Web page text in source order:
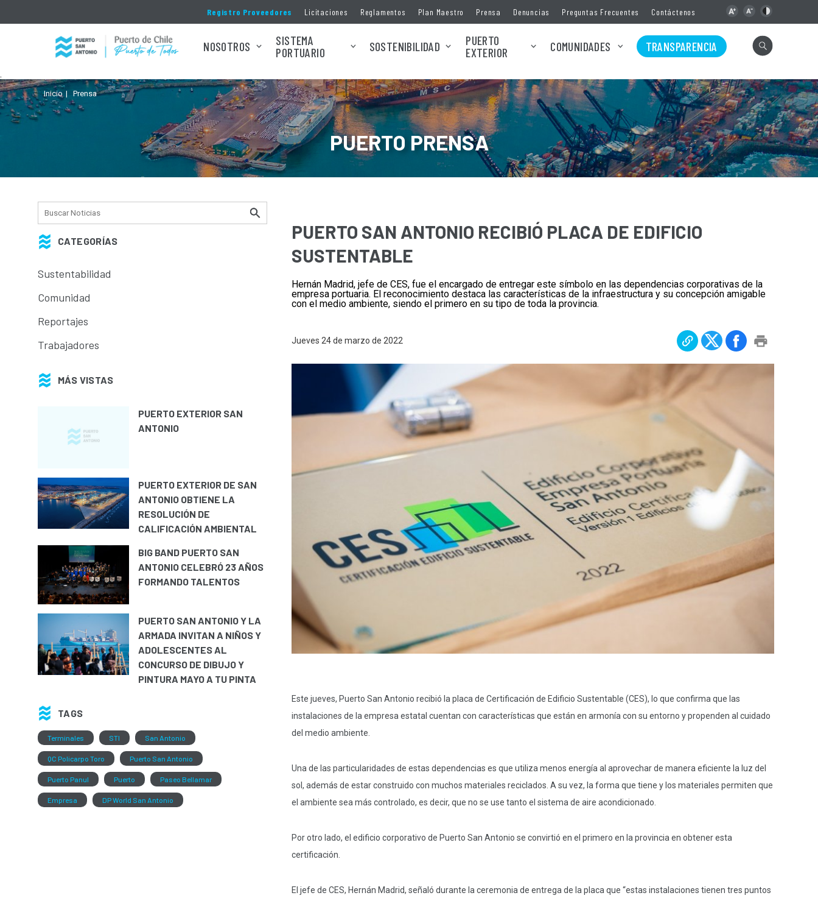
Registro Proveedores Licitaciones Reglamentos Plan Maestro Prensa Denuncias Preguntas Frecuentes Contáctenos
NOSOTROS
SISTEMA
PORTUARIO
SOSTENIBILIDAD
PUERTO
EXTERIOR
COMUNIDADES TRANSPARENCIA
.
Inicio Prensa
PUERTO PRENSA
CATEGORÍAS
Sustentabilidad
Comunidad
Reportajes
Trabajadores
MÁS VISTAS
PUERTO EXTERIOR SAN
ANTONIO
PUERTO EXTERIOR DE SAN
ANTONIO OBTIENE LA
RESOLUCIÓN DE
CALIFICACIÓN AMBIENTAL
BIG BAND PUERTO SAN
ANTONIO CELEBRÓ 23 AÑOS
FORMANDO TALENTOS
PUERTO SAN ANTONIO Y LA
ARMADA INVITAN A NIÑOS Y
ADOLESCENTES AL
CONCURSO DE DIBUJO Y
PINTURA MAYO A TU PINTA
TAGS
Terminales STI San Antonio
QC Policarpo Toro Puerto San Antonio
Puerto Panul Puerto Paseo Bellamar
Empresa DP World San Antonio
PUERTO SAN ANTONIO RECIBIÓ PLACA DE EDIFICIO
SUSTENTABLE
Hernán Madrid, jefe de CES, fue el encargado de entregar este símbolo en las dependencias corporativas de la
empresa portuaria. El reconocimiento destaca las características de la infraestructura y su concepción amigable
con el medio ambiente, siendo el primero en su tipo de toda la provincia.
Jueves 24 de marzo de 2022
Este jueves, Puerto San Antonio recibió la placa de Certificación de Edificio Sustentable (CES), lo que confirma que las
instalaciones de la empresa estatal cuentan con características que están en armonía con su entorno y propenden al cuidado
del medio ambiente.
Una de las particularidades de estas dependencias es que utiliza menos energía al aprovechar de manera eficiente la luz del
sol, además de estar construido con muchos materiales reciclados. A su vez, la forma que tiene y los materiales permiten que
el ambiente sea más controlado, es decir, que no se use tanto el sistema de aire acondicionado.
Por otro lado, el edificio corporativo de Puerto San Antonio se convirtió en el primero en la provincia en obtener esta
certificación.
El jefe de CES, Hernán Madrid, señaló durante la ceremonia de entrega de la placa que “estas instalaciones tienen tres puntos